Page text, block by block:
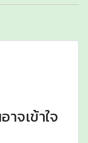
จเข้าใจ